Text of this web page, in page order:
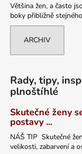
Většina žen, a často
boky přibližně
ARCHIV
Rady, tipy,
plnoštíhlé
Skutečné ženy
postavy ...
NÁŠ TIP Skutečné
velikosti, zabarvení a